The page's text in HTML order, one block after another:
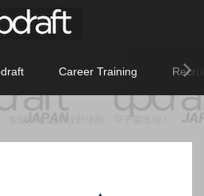
Career Training
智辯和歌山高校野球部 甲子園出場！